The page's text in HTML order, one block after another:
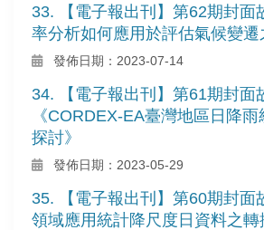
33. 【電子報出刊】第62期封面
率分析如何應用於評估氣候變遷
發佈日期：2023-07-14
34. 【電子報出刊】第61期封面
《CORDEX-EA臺灣地區日降
探討》
發佈日期：2023-05-29
35. 【電子報出刊】第60期封面
領域應用統計降尺度日資料之轉